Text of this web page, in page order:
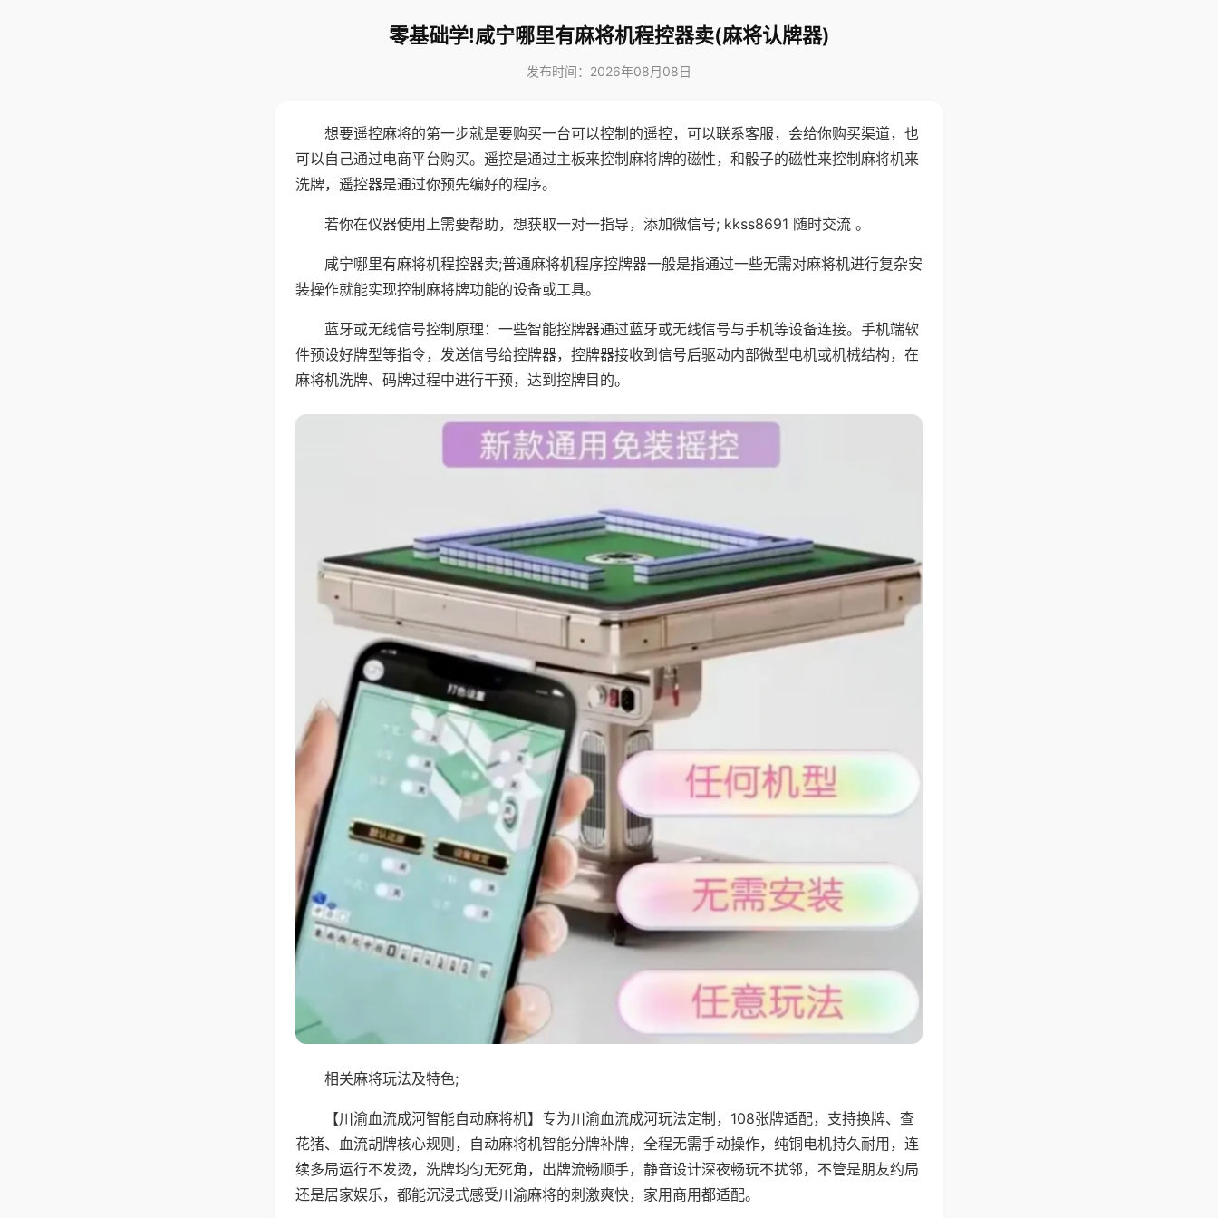
零基础学!咸宁哪里有麻将机程控器卖(麻将认牌器)
发布时间：2026年08月08日
想要遥控麻将的第一步就是要购买一台可以控制的遥控，可以联系客服，会给你购买渠道，也
可以自己通过电商平台购买。遥控是通过主板来控制麻将牌的磁性，和骰子的磁性来控制麻将机来
洗牌，遥控器是通过你预先编好的程序。
若你在仪器使用上需要帮助，想获取一对一指导，添加微信号; kkss8691 随时交流 。
咸宁哪里有麻将机程控器卖;普通麻将机程序控牌器一般是指通过一些无需对麻将机进行复杂安
装操作就能实现控制麻将牌功能的设备或工具。
蓝牙或无线信号控制原理：一些智能控牌器通过蓝牙或无线信号与手机等设备连接。手机端软
件预设好牌型等指令，发送信号给控牌器，控牌器接收到信号后驱动内部微型电机或机械结构，在
麻将机洗牌、码牌过程中进行干预，达到控牌目的。
相关麻将玩法及特色;
【川渝血流成河智能自动麻将机】专为川渝血流成河玩法定制，108张牌适配，支持换牌、查
花猪、血流胡牌核心规则，自动麻将机智能分牌补牌，全程无需手动操作，纯铜电机持久耐用，连
续多局运行不发烫，洗牌均匀无死角，出牌流畅顺手，静音设计深夜畅玩不扰邻，不管是朋友约局
还是居家娱乐，都能沉浸式感受川渝麻将的刺激爽快，家用商用都适配。